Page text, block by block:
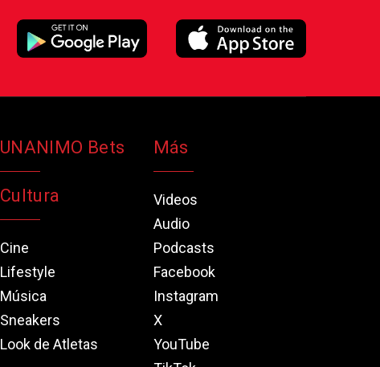
UNANIMO Bets
Cultura
Cine
Lifestyle
Música
Sneakers
Look de Atletas
Más
Videos
Audio
Podcasts
Facebook
Instagram
X
YouTube